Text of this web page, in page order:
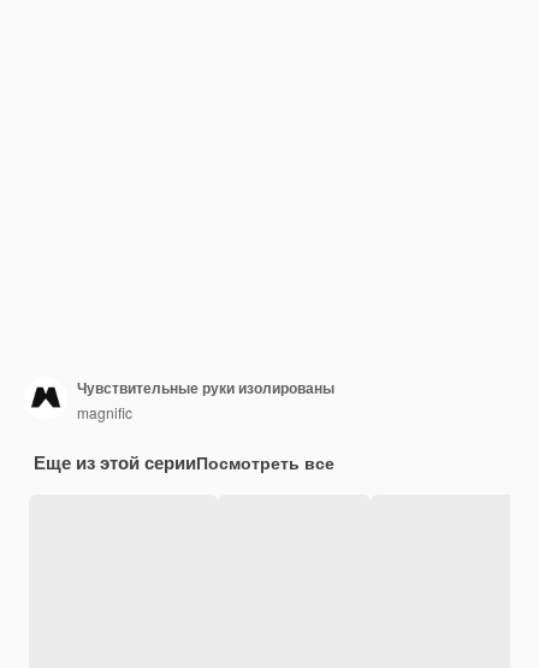
Чувствительные руки изолированы
magnific
Еще из этой серииПосмотреть все